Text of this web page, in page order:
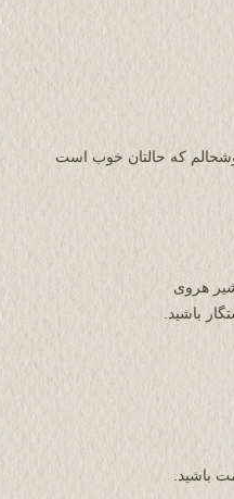
که حالتان خوب است
هروی
باشید.
باشید.